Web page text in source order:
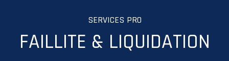
SERVICES PRO
FAILLITE & LIQUIDATION